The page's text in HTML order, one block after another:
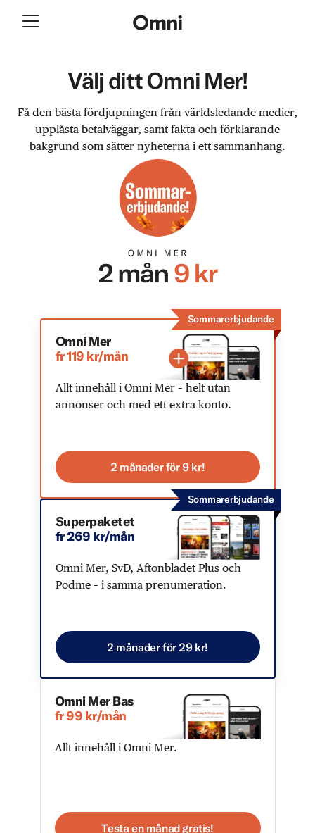
Välj ditt Omni Mer!
Få den bästa fördjupningen från världsledande medier,
upplåsta betalväggar, samt fakta och förklarande
bakgrund som sätter nyheterna i ett sammanhang.
Sommarerbjudande
Omni Mer
fr 119 kr/mån
Allt innehåll i Omni Mer – helt utan
annonser och med ett extra konto.
2 månader för 9 kr!
Sommarerbjudande
Superpaketet
fr 269 kr/mån
Omni Mer, SvD, Aftonbladet Plus och
Podme – i samma prenumeration.
2 månader för 29 kr!
Omni Mer Bas
fr 99 kr/mån
Allt innehåll i Omni Mer.
Testa en månad gratis!